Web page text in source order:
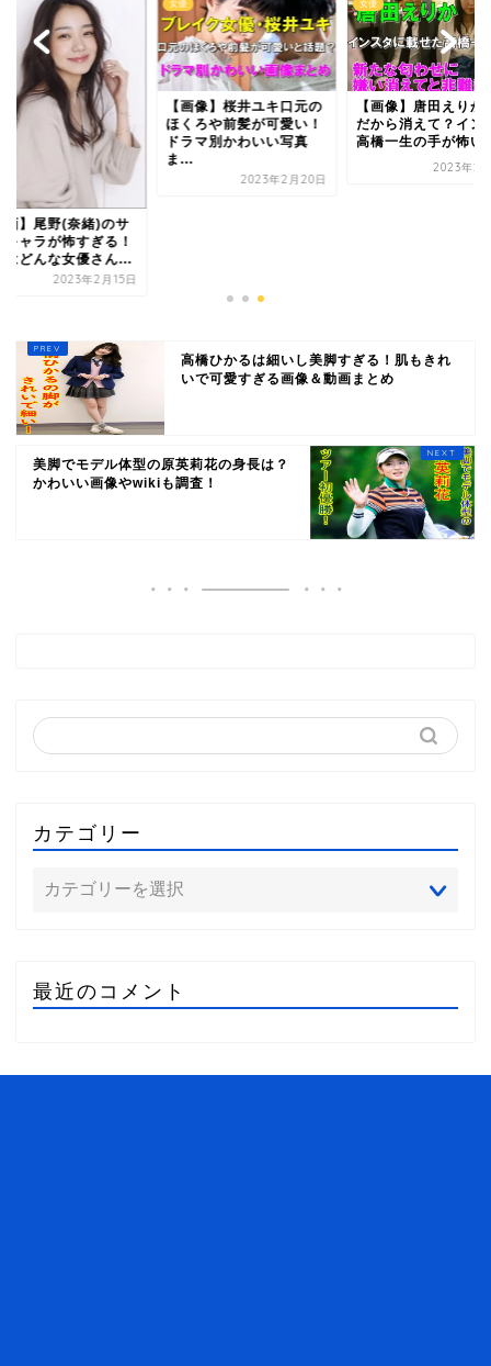
画】尾野(奈緒)のサ
キャラが怖すぎる！
はどんな女優さん...
2023年2月15日
女優
【画像】桜井ユキ口元の
ほくろや前髪が可愛い！
ドラマ別かわいい写真
ま...
2023年2月20日
女優
【画像】唐田えりか
だから消えて？イン
高橋一生の手が怖い
2023年2
高橋ひかるは細いし美脚すぎる！肌もきれ
いで可愛すぎる画像＆動画まとめ
美脚でモデル体型の原英莉花の身長は？
かわいい画像やwikiも調査！
カテゴリー
最近のコメント